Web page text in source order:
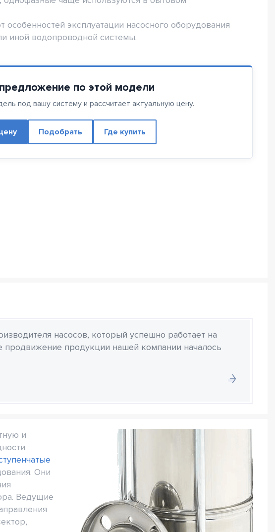
эксплуатации насосного оборудования
иной водопроводной системы.
по этой модели
под вашу систему и рассчитает актуальную цену.
Подобрать Где купить
насосов, который успешно работает на
продвижение продукции нашей компании началось
и
Они
Ведущие